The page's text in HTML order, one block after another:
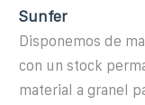
Sunfer
Disponemos de
con un stock
material a granel